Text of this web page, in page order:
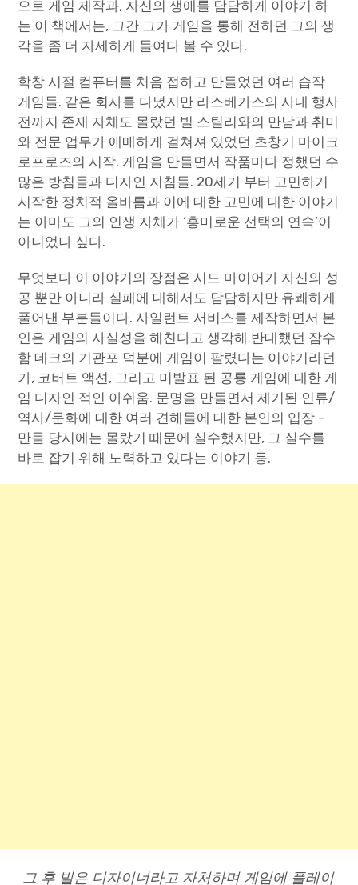
으로 게임 제작과, 자신의 생애를 담담하게 이야기 하
는 이 책에서는, 그간 그가 게임을 통해 전하던 그의 생
각을 좀 더 자세하게 들여다 볼 수 있다.
학창 시절 컴퓨터를 처음 접하고 만들었던 여러 습작
게임들. 같은 회사를 다녔지만 라스베가스의 사내 행사
전까지 존재 자체도 몰랐던 빌 스틸리와의 만남과 취미
와 전문 업무가 애매하게 걸쳐져 있었던 초창기 마이크
로프로즈의 시작. 게임을 만들면서 작품마다 정했던 수
많은 방침들과 디자인 지침들. 20세기 부터 고민하기
시작한 정치적 올바름과 이에 대한 고민에 대한 이야기
는 아마도 그의 인생 자체가 ‘흥미로운 선택의 연속’이
아니었나 싶다.
무엇보다 이 이야기의 장점은 시드 마이어가 자신의 성
공 뿐만 아니라 실패에 대해서도 담담하지만 유쾌하게
풀어낸 부분들이다. 사일런트 서비스를 제작하면서 본
인은 게임의 사실성을 해친다고 생각해 반대했던 잠수
함 데크의 기관포 덕분에 게임이 팔렸다는 이야기라던
가, 코버트 액션, 그리고 미발표 된 공룡 게임에 대한 게
임 디자인 적인 아쉬움. 문명을 만들면서 제기된 인류/
역사/문화에 대한 여러 견해들에 대한 본인의 입장 –
만들 당시에는 몰랐기 때문에 실수했지만, 그 실수를
바로 잡기 위해 노력하고 있다는 이야기 등.
그 후 빌은 디자이너라고 자처하며 게임에 플레이